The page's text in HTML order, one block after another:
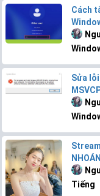
Cách
Sửa
Tiếng